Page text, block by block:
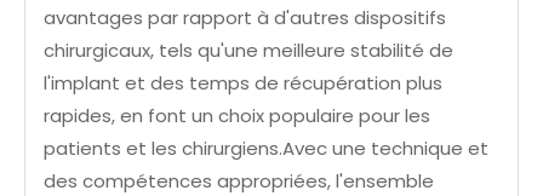
avantages par rapport à d'autres dispositifs
chirurgicaux, tels qu'une meilleure stabilité de
l'implant et des temps de récupération plus
rapides, en font un choix populaire pour les
patients et les chirurgiens.Avec une technique et
des compétences appropriées, l'ensemble